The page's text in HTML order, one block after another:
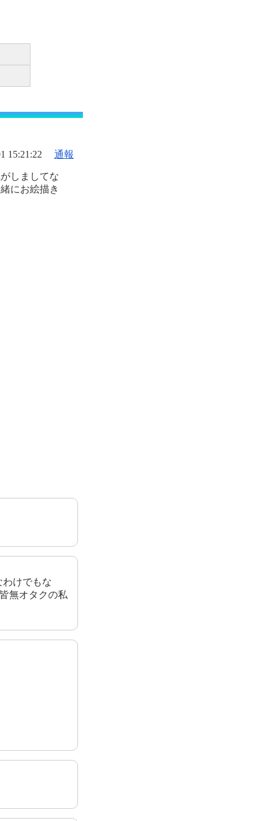
15:21:22 通報
しましてな
にお絵描き
けでもな
無オタクの私